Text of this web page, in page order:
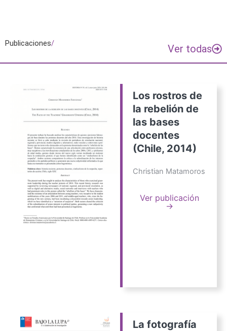
Publicaciones/ Ver todas
Los rostros de
la rebelión de
las bases
docentes
(Chile, 2014)
Christian Matamoros
Ver publicación
→
La fotografía